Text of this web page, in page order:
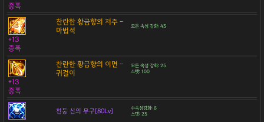
증폭
찬란한 황금향의 저주 -
마법석
모든 속성 강화: 45
+13
증폭
찬란한 황금향의 이면 -
귀걸이
모든 속성 강화: 25
스탯: 100
+13
증폭
천둥 신의 무구[80Lv]
수속성강화: 6
스탯: 25